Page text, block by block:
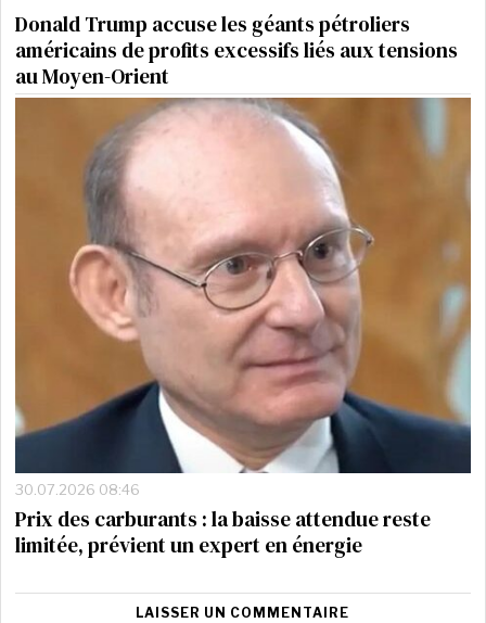
Donald Trump accuse les géants pétroliers
américains de profits excessifs liés aux tensions
au Moyen-Orient
30.07.2026 08:46
Prix des carburants : la baisse attendue reste
limitée, prévient un expert en énergie
LAISSER UN COMMENTAIRE